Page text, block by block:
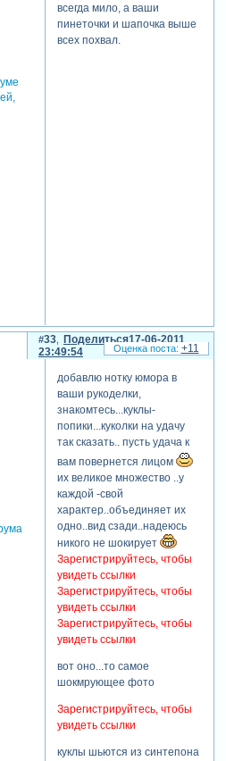
всегда мило, а ваши
пинеточки и шапочка выше
всех похвал.
Поделиться
33
17-06-2011
23:49:54
добавлю нотку юмора в
ваши рукоделки,
знакомтесь...куклы-
попики...куколки на удачу
так сказать.. пусть удача к
вам повернется лицом
их великое множество ..у
каждой -свой
характер..объединяет их
одно..вид сзади..надеюсь
никого не шокирует
Зарегистрируйтесь, чтобы
увидеть ссылки
Зарегистрируйтесь, чтобы
увидеть ссылки
Зарегистрируйтесь, чтобы
увидеть ссылки
вот оно...то самое
шокмрующее фото
Зарегистрируйтесь, чтобы
увидеть ссылки
куклы шьются из синтепона
+11